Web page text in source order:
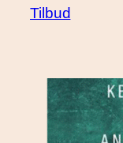
TilbudVare